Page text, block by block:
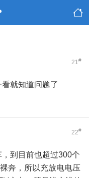
21#
就知道问题了
22#
到目前也超过300个
奔，所以充放电电压